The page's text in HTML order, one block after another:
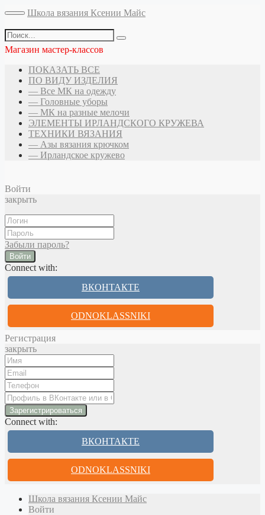
Школа вязания Ксении Майс
Магазин мастер-классов
ПОКАЗАТЬ ВСЕ
ПО ВИДУ ИЗДЕЛИЯ
— Все МК на одежду
— Головные уборы
— МК на разные мелочи
ЭЛЕМЕНТЫ ИРЛАНДСКОГО КРУЖЕВА
ТЕХНИКИ ВЯЗАНИЯ
— Азы вязания крючком
— Ирландское кружево
Войти
закрыть
Забыли пароль?
Войти
Connect with:
ВКОНТАКТЕ
ODNOKLASSNIKI
Регистрация
закрыть
Connect with:
ВКОНТАКТЕ
ODNOKLASSNIKI
Школа вязания Ксении Майс
Войти